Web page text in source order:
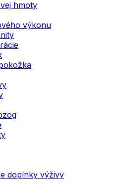
hmoty
výkonu
doplnky výživy